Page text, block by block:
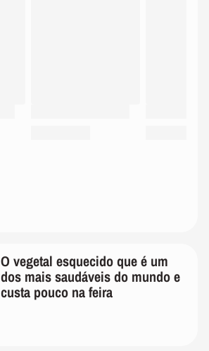
O vegetal esquecido que é um
dos mais saudáveis do mundo e
custa pouco na feira